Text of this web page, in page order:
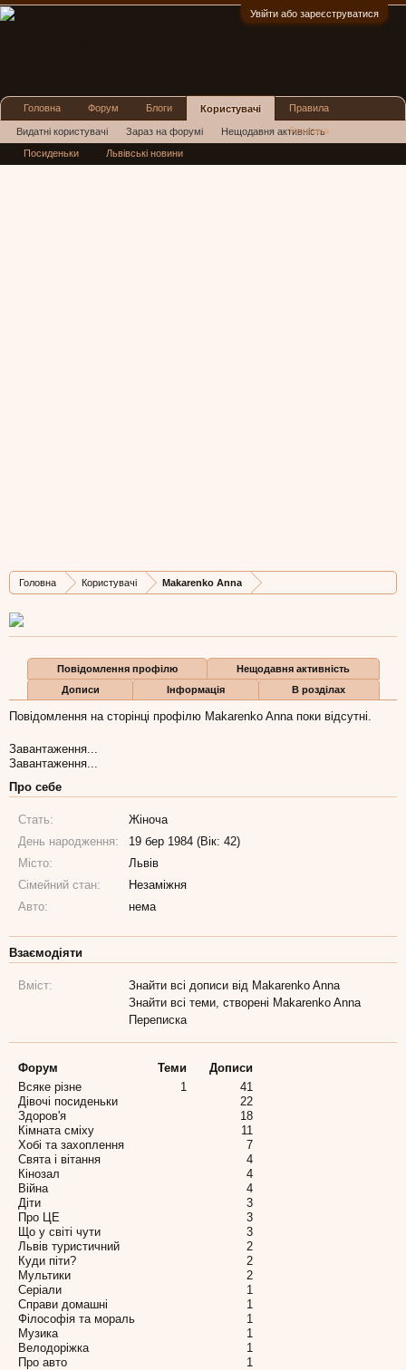
Увійти або зареєструватися
Головна Користувачі Makarenko Anna
Дописів
132
Карма
17
Бали
18
Повідомлення профілю
Нещодавня активність
Дописи
Інформація В розділах
Повідомлення на сторінці профілю Makarenko Anna поки відсутні.
Завантаження...
Завантаження...
Про себе
Стать:
Жіноча
День народження:
19 бер 1984 (Вік: 42)
Місто:
Львів
Сімейний стан:
Незаміжня
Авто:
нема
Взаємодіяти
Вміст:
Знайти всі дописи від Makarenko Anna
Знайти всі теми, створені Makarenko Anna
Переписка
Форум Теми
Дописи
Всяке різне
1
41
Дівочі посиденьки
22
Здоров'я
18
Кімната сміху
11
Хобі та захоплення
7
Свята і вітання
4
Кінозал
4
Війна
4
Діти
3
Про ЦЕ
3
Що у світі чути
3
Львів туристичний
2
Куди піти?
2
Мультики
2
Серіали
1
Справи домашні
1
Філософія та мораль
1
Музика
1
Велодоріжка
1
Про авто
1
Головна Форум Блоги Користувачі
Видатні користувачі Зараз на форумі Нещодавня активність
Нові повідомлення профілю
Правила
Реклама
Посиденьки Львівські новини